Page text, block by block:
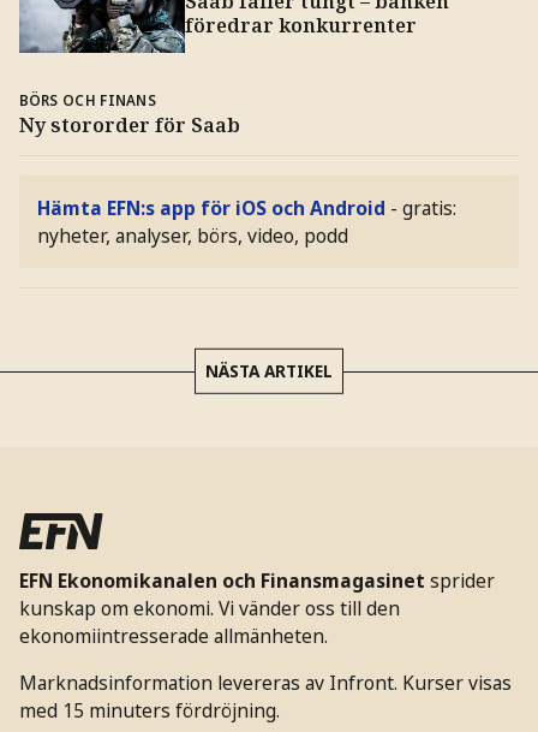
föredrar konkurrenter
BÖRS OCH FINANS
Ny stororder för Saab
Hämta EFN:s app för iOS och Android - gratis:
nyheter, analyser, börs, video, podd
NÄSTA ARTIKEL
EFN Ekonomikanalen och Finansmagasinet sprider
kunskap om ekonomi. Vi vänder oss till den
ekonomiintresserade allmänheten.
Marknadsinformation levereras av Infront. Kurser visas
med 15 minuters fördröjning.